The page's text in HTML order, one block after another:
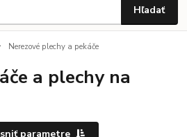
Hľadať
Nerezové plechy a pekáče
a plechy na
parametre